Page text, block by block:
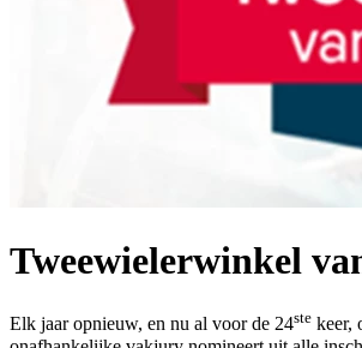
Tweewielerwinkel
Elk jaar opnieuw, en nu al voor de 24ste keer,